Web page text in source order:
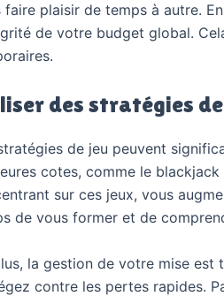
faire plaisir de temps à autre.
de votre budget global.
des stratégies
de jeu peuvent
cotes, comme le
sur ces jeux, vous
de vous former et de
la gestion de votre mise est
contre les pertes rapides.